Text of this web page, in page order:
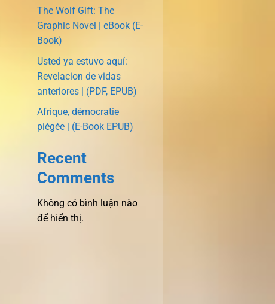
The Wolf Gift: The
Graphic Novel | eBook (E-
Book)
Usted ya estuvo aquí:
Revelacion de vidas
anteriores | (PDF, EPUB)
Afrique, démocratie
piégée | (E-Book EPUB)
Recent
Comments
Không có bình luận nào
để hiển thị.